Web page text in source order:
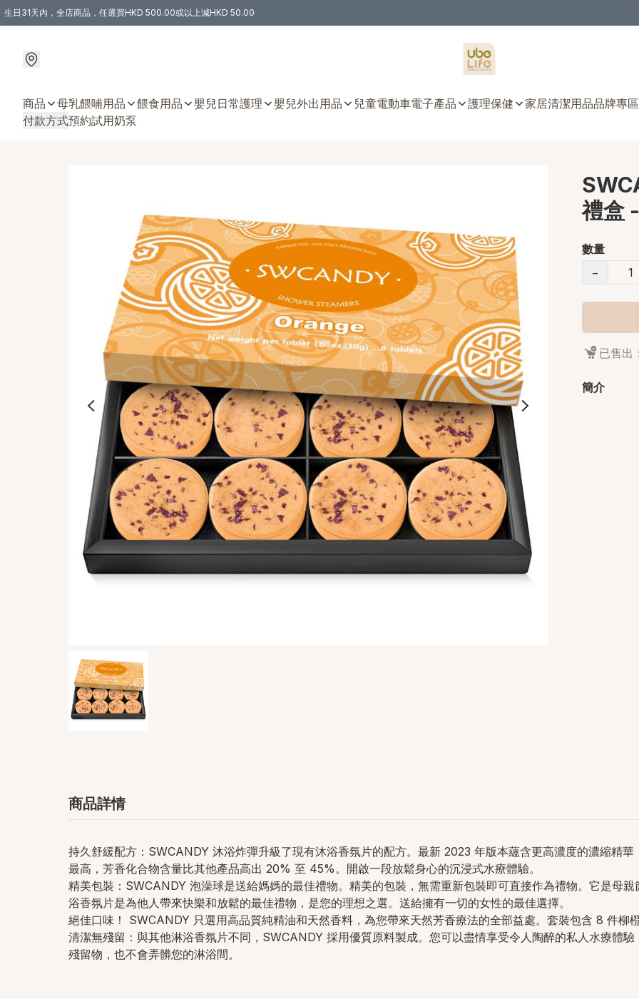
生日31天內，全店商品，任選買HKD 500.00或以上減HKD 50.00
商品 母乳餵哺用品 餵食用品 嬰兒日常護理 嬰兒外出用品 兒童電動車電子產品 護理保健 家居清潔用品品牌專區
付款方式預約試用奶泵
禮盒
數量
−
已售出
簡介
商品詳情
持久舒緩配方：SWCANDY 沐浴炸彈升級了現有沐浴香氛片的配方。最新 2023 年版本蘊含更高濃度的濃縮精
最高，芳香化合物含量比其他產品高出 20% 至 45%。開啟一段放鬆身心的沉浸式水療體驗。
精美包裝：SWCANDY 泡澡球是送給媽媽的最佳禮物。精美的包裝，無需重新包裝即可直接作為禮物。它是母
浴香氛片是為他人帶來快樂和放鬆的最佳禮物，是您的理想之選。送給擁有一切的女性的最佳選擇。
絕佳口味！ SWCANDY 只選用高品質純精油和天然香料，為您帶來天然芳香療法的全部益處。套裝包含 8 件柳
清潔無殘留：與其他淋浴香氛片不同，SWCANDY 採用優質原料製成。您可以盡情享受令人陶醉的私人水療體
殘留物，也不會弄髒您的淋浴間。